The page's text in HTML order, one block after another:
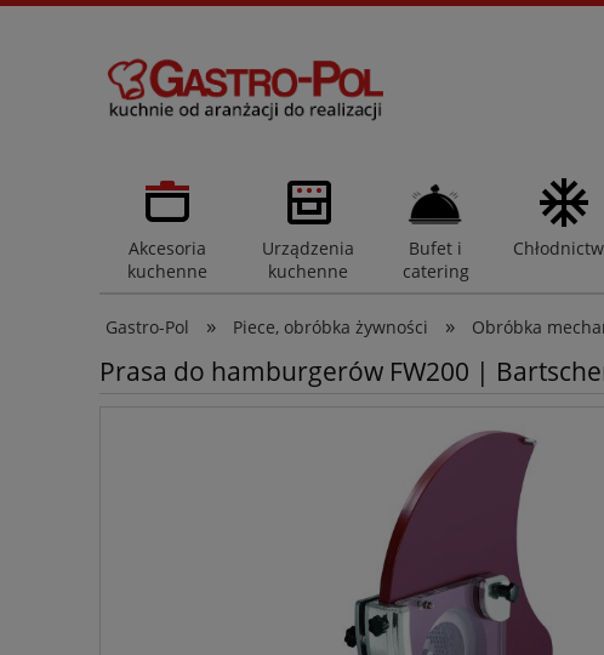
Akcesoria
kuchenne
Urządzenia
kuchenne
Bufet i
catering
Gastro-Pol » Piece, obróbka żywności » Obróbka
Prasa do hamburgerów FW200 |